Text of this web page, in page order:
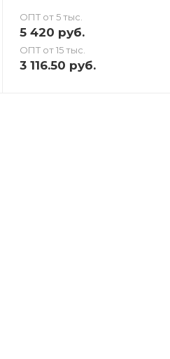
ОПТ от 5 тыс.
5 420 руб.
ОПТ от 15 тыс.
3 116.50 руб.